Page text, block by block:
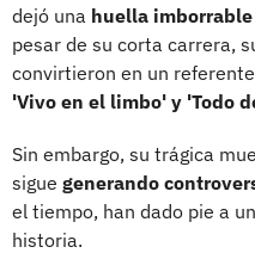
dejó una huella
pesar de su corta carrera,
convirtieron en un
'Vivo en el limbo' y 'Todo
Sin embargo, su trágica
sigue generando
el tiempo, han dado pie a
historia.